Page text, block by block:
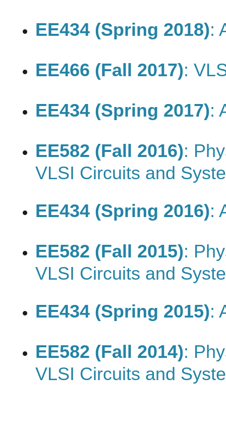
EE434 (Spring 2018):
EE466 (Fall 2017):
EE434 (Spring 2017):
EE582 (Fall 2016):
VLSI Circuits and
EE434 (Spring 2016):
EE582 (Fall 2015):
VLSI Circuits and
EE434 (Spring 2015):
EE582 (Fall 2014):
VLSI Circuits and